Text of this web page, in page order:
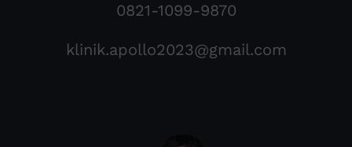
0821-1099-9870
klinik.apollo2023@gmail.com